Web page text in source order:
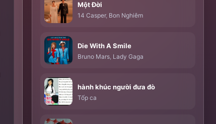
Một Đời
14 Casper, Bon Nghiêm
Die With A Smile
Bruno Mars, Lady Gaga
hành khúc người đưa đò
Tốp ca